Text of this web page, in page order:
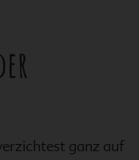
ganz auf